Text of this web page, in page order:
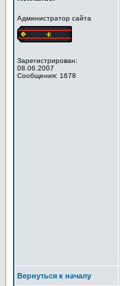
Администратор сайта
Зарегистрирован:
08.06.2007
Сообщения: 1678
Вернуться к началу